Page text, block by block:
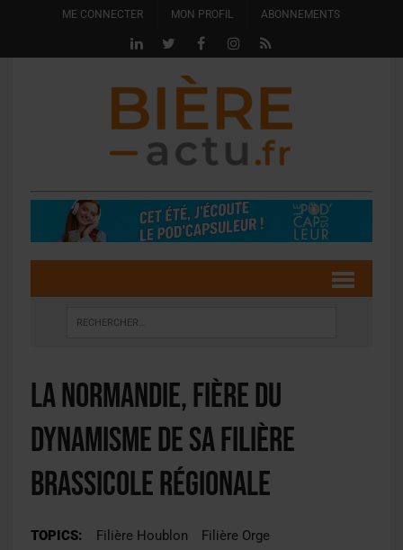
ME CONNECTER MON PROFIL ABONNEMENTS
La Normandie, fière du
dynamisme de sa filière
brassicole régionale
TOPICS: Filière Houblon
Filière Orge